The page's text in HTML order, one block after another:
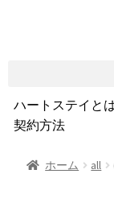
ハートステイと
契約方法
サービス費用
ホーム all